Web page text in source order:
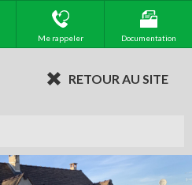
Me rappeler Documentation
RETOUR AU SITE